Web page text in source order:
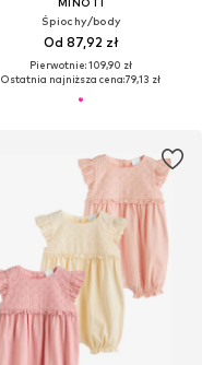
Śpiochy/body
Od 87,92 zł
Pierwotnie: 109,90 zł
Ostatnia najniższa cena:79,13 zł